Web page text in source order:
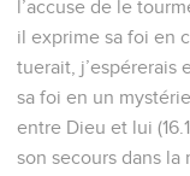
l’accuse de le
il exprime sa foi en
tuerait, j’espérerais
sa foi en un
entre Dieu et lui
son secours dans la